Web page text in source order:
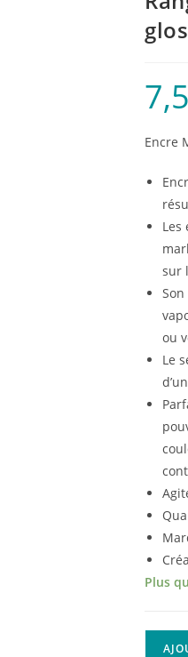
Encre
Les
sur
ou
Le
Plus